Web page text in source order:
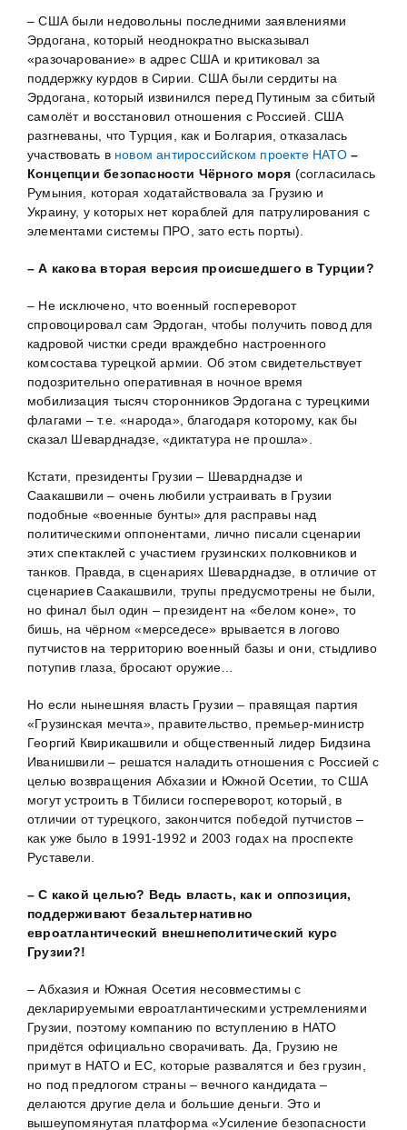
– США были недовольны последними заявлениями
Эрдогана, который неоднократно высказывал
«разочарование» в адрес США и критиковал за
поддержку курдов в Сирии. США были сердиты на
Эрдогана, который извинился перед Путиным за сбитый
самолёт и восстановил отношения с Россией. США
разгневаны, что Турция, как и Болгария, отказалась
участвовать в новом антироссийском проекте НАТО–
Концепции безопасности Чёрного моря (согласилась
Румыния, которая ходатайствовала за Грузию и
Украину, у которых нет кораблей для патрулирования с
элементами системы ПРО, зато есть порты).
– А какова вторая версия происшедшего в Турции?
– Не исключено, что военный госпереворот
спровоцировал сам Эрдоган, чтобы получить повод для
кадровой чистки среди враждебно настроенного
комсостава турецкой армии. Об этом свидетельствует
подозрительно оперативная в ночное время
мобилизация тысяч сторонников Эрдогана с турецкими
флагами – т.е. «народа», благодаря которому, как бы
сказал Шеварднадзе, «диктатура не прошла».
Кстати, президенты Грузии – Шеварднадзе и
Саакашвили – очень любили устраивать в Грузии
подобные «военные бунты» для расправы над
политическими оппонентами, лично писали сценарии
этих спектаклей с участием грузинских полковников и
танков. Правда, в сценариях Шеварднадзе, в отличие от
сценариев Саакашвили, трупы предусмотрены не были,
но финал был один – президент на «белом коне», то
бишь, на чёрном «мерседесе» врывается в логово
путчистов на территорию военный базы и они, стыдливо
потупив глаза, бросают оружие…
Но если нынешняя власть Грузии – правящая партия
«Грузинская мечта», правительство, премьер-министр
Георгий Квирикашвили и общественный лидер Бидзина
Иванишвили – решатся наладить отношения с Россией с
целью возвращения Абхазии и Южной Осетии, то США
могут устроить в Тбилиси госпереворот, который, в
отличии от турецкого, закончится победой путчистов –
как уже было в 1991-1992 и 2003 годах на проспекте
Руставели.
– С какой целью? Ведь власть, как и оппозиция,
поддерживают безальтернативно
евроатлантический внешнеполитический курс
Грузии?!
– Абхазия и Южная Осетия несовместимы с
декларируемыми евроатлантическими устремлениями
Грузии, поэтому компанию по вступлению в НАТО
придётся официально сворачивать. Да, Грузию не
примут в НАТО и ЕС, которые развалятся и без грузин,
но под предлогом страны – вечного кандидата –
делаются другие дела и большие деньги. Это и
вышеупомянутая платформа «Усиление безопасности